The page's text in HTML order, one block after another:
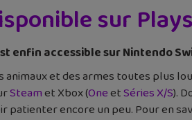
sur
enfin accessible sur Nintendo
et des armes toutes plus
Steamet Xbox (OneetSéries X/S).
patienter encore un peu. Pour en